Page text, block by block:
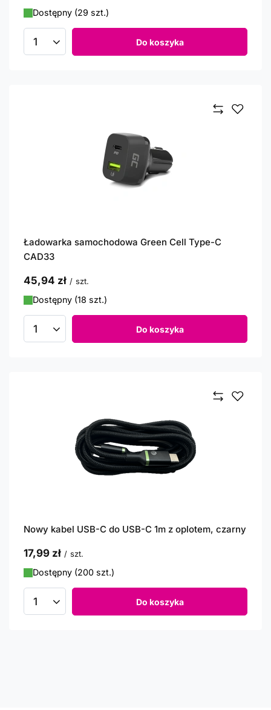
Dostępny (29 szt.)
Ilość produktów Do koszyka
Ładowarka samochodowa Green Cell Type-C
CAD33
45,94 zł / szt.
Dostępny (18 szt.)
Ilość produktów Do koszyka
Nowy kabel USB-C do USB-C 1m z oplotem, czarny
17,99 zł / szt.
Dostępny (200 szt.)
Ilość produktów Do koszyka